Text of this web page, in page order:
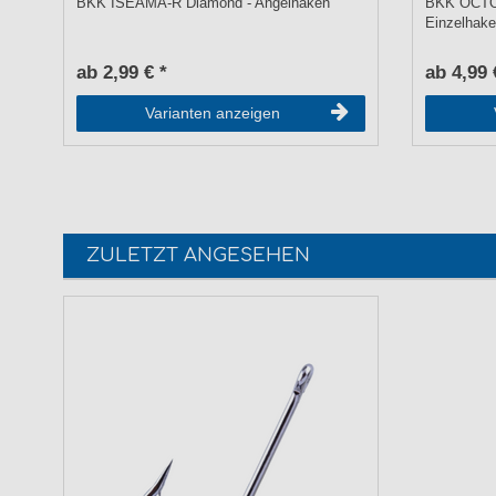
BKK ISEAMA-R Diamond - Angelhaken
ab 2,99 € *
Varianten anzeigen
BKK
ab 4,99
ZULETZT ANGESEHEN